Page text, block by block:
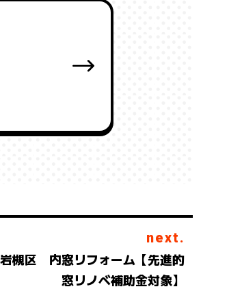
next.
槻区 内窓リフォーム【先進的
窓リノベ補助金対象】